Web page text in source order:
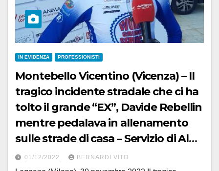
IN EVIDENZA PROFESSIONISTI
Montebello Vicentino (Vicenza) – Il
tragico incidente stradale che ci ha
tolto il grande “EX”, Davide Rebellin
mentre pedalava in allenamento
sulle strade di casa – Servizio di Aldo
Trovati
01/12/2022 BERNARDI VITO